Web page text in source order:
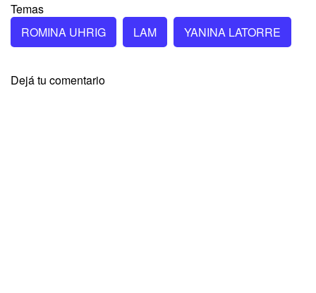
Temas
ROMINA UHRIG
LAM YANINA LATORRE
Dejá tu comentario